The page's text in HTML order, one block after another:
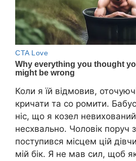
Коли я їй відмовив,
кричати та со ромити.
ніс, що я козел
несхвально. Чоловік поруч
поступився місцем цій
мій бік. Я не мав сил, щоб